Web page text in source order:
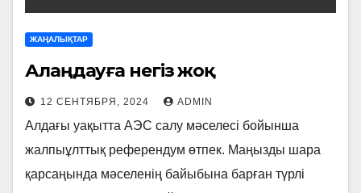
ЖАҢАЛЫҚТАР
Алаңдауға негіз жоқ
12 СЕНТЯБРЯ, 2024 ADMIN
Алдағы уақытта АЭС салу мәселесі бойынша
жалпыұлттық референдум өтпек. Маңызды шара
қарсаңында мәселенің байы­бына барған түрлі